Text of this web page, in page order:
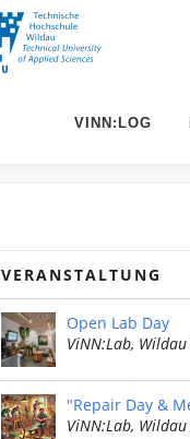
VINN:LOG
VERANSTALTUNG
Open Lab Day
ViNN:Lab,
"Repair Day &
ViNN:Lab,